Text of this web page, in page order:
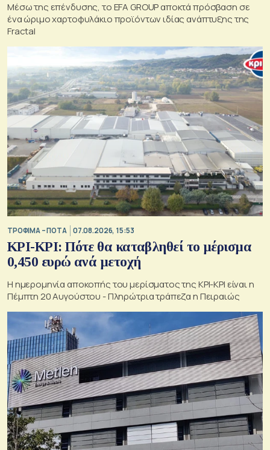
Μέσω της επένδυσης, το EFA GROUP αποκτά πρόσβαση σε
ένα ώριμο χαρτοφυλάκιο προϊόντων ιδίας ανάπτυξης της
Fractal
ΤΡΟΦΙΜΑ – ΠΟΤΑ 07.08.2026, 15:53
ΚΡΙ-ΚΡΙ: Πότε θα καταβληθεί το μέρισμα
0,450 ευρώ ανά μετοχή
Η ημερομηνία αποκοπής του μερίσματος της ΚΡΙ-ΚΡΙ είναι η
Πέμπτη 20 Αυγούστου - Πληρώτρια τράπεζα η Πειραιώς